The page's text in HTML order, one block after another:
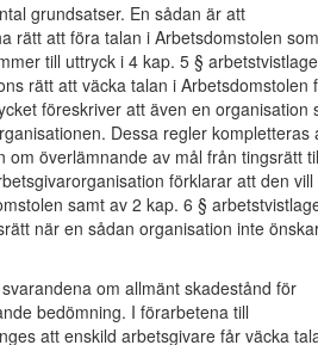
grundsatser. En sådan är att
rätt att föra talan i Arbetsdomstolen som
till uttryck i 4 kap. 5 §
rätt att väcka talan i Arbetsdomstolen
föreskriver att även en organisation
Dessa regler kompletteras
överlämnande av mål från tingsrätt
förklarar att den vill
samt av 2 kap. 6 §
när en sådan organisation inte
om allmänt skadestånd för
bedömning. I förarbetena till
att enskild arbetsgivare får väcka